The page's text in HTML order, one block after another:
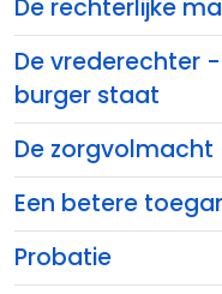
De rechterlijke
De vrederechter
burger staat
De zorgvolmacht
Een betere
Probatie